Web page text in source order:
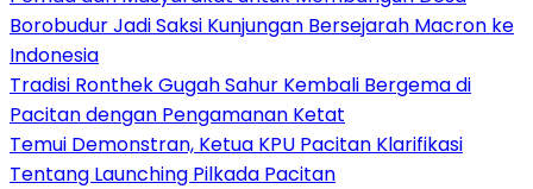
Borobudur Jadi Saksi Kunjungan Bersejarah Macron ke
Indonesia
Tradisi Ronthek Gugah Sahur Kembali Bergema di
Pacitan dengan Pengamanan Ketat
Temui Demonstran, Ketua KPU Pacitan Klarifikasi
Tentang Launching Pilkada Pacitan